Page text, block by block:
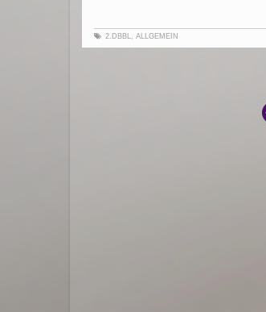
2.DBBL, ALLGEMEIN